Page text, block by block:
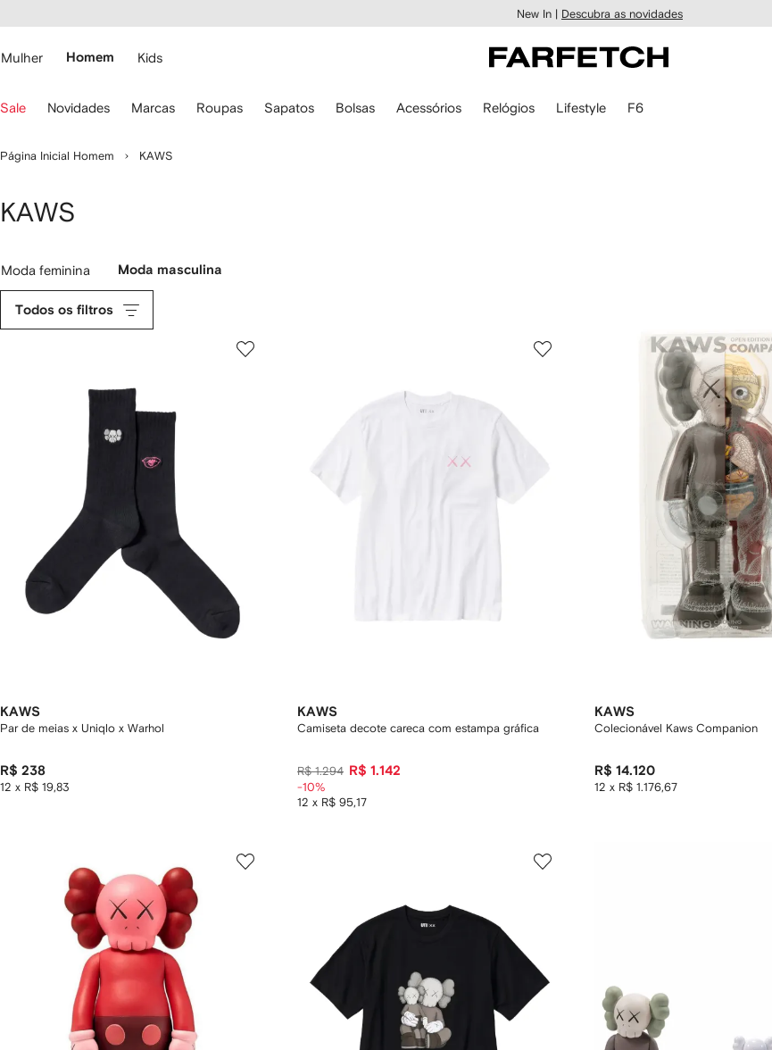
New In | Descubra as novidades
Mulher Homem Kids
Sale Novidades Marcas Roupas Sapatos Bolsas Acessórios Relógios Lifestyle F6
Página Inicial Homem KAWS
KAWS
Moda feminina Moda masculina
Todos os filtros
KAWS
Par de meias x Uniqlo x Warhol
R$ 238
12 x R$ 19,83
KAWS
Camiseta decote careca com estampa gráfica
R$ 1.294 R$ 1.142
12 x R$ 95,17
-10%
KAWS
Colecionável Kaws Companion
R$ 14.120
12 x R$ 1.176,67